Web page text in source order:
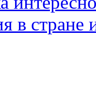
в стране